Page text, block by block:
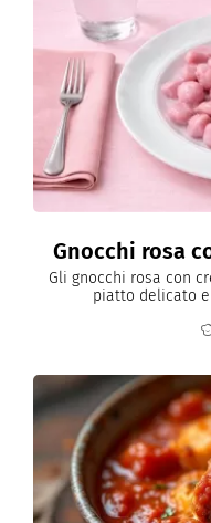
Gnocchi rosa
Gli gnocchi rosa con
piatto delicato